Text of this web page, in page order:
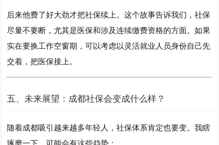
后来他费了好大劲才把社保续上。这个故事告诉我们，社保
尽量不要断，尤其是医保和涉及连续缴费资格的方面。如果
实在要换工作空窗期，可以考虑以灵活就业人员身份自己先
交着，把医保接上。
五、未来展望：成都社保会变成什么样？
随着成都吸引越来越多年轻人，社保体系肯定也要变。我瞎
琢磨一下，可能会有这些趋势：